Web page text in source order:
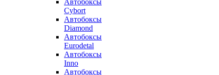
Автобоксы
Cybort
Автобоксы
Diamond
Автобоксы
Eurodetal
Автобоксы
Inno
Автобоксы